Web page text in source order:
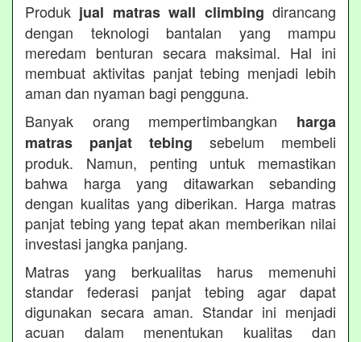
Produk jual matras wall climbing dirancang
dengan teknologi bantalan yang mampu
meredam benturan secara maksimal. Hal ini
membuat aktivitas panjat tebing menjadi lebih
aman dan nyaman bagi pengguna.
Banyak orang mempertimbangkan harga
matras panjat tebing sebelum membeli
produk. Namun, penting untuk memastikan
bahwa harga yang ditawarkan sebanding
dengan kualitas yang diberikan. Harga matras
panjat tebing yang tepat akan memberikan nilai
investasi jangka panjang.
Matras yang berkualitas harus memenuhi
standar federasi panjat tebing agar dapat
digunakan secara aman. Standar ini menjadi
acuan dalam menentukan kualitas dan